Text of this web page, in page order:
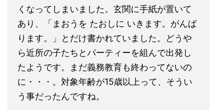
くなってしまいました。玄関に手紙が置いて
あり、「まおうを たおしに いきます。がんば
ります。」とだけ書かれていました。どうや
ら近所の子たちとパーティーを組んで出発し
たようです。まだ義務教育も終わってないの
に・・・。対象年齢が15歳以上って、そうい
う事だったんですね。